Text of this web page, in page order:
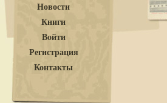
Новости
Книги
Войти
Регистрация
Контакты